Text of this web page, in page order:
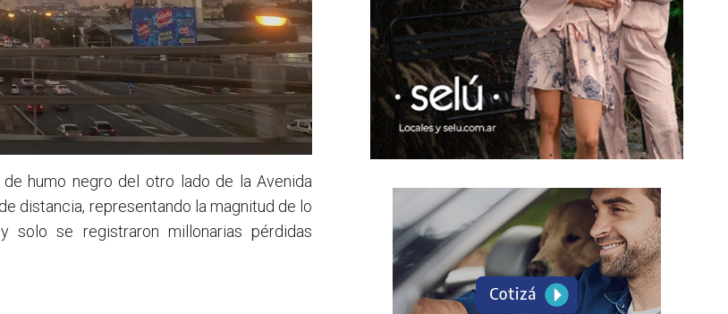
humo negro del otro lado de la Avenida
distancia, representando la magnitud de lo
solo se registraron millonarias pérdidas